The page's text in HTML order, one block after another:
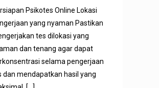
Psikotes Online Lokasi
yang nyaman Pastikan
tes dilokasi yang
dan tenang agar dapat
selama pengerjaan
dan mendapatkan hasil yang